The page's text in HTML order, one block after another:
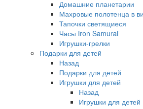
Домашние планетарии
Махровые полотенца в
Тапочки светящиеся
Часы Iron Samurai
Игрушки-грелки
Подарки для детей
Назад
Подарки для детей
Игрушки для детей
Назад
Игрушки для детей